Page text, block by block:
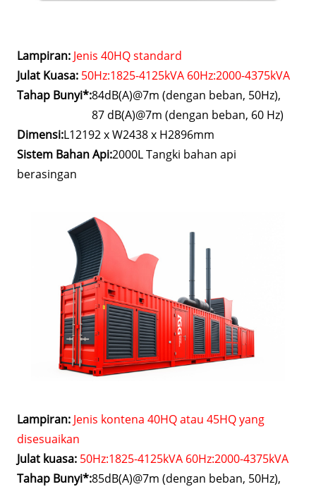
Lampiran: Jenis 40HQ standard
Julat Kuasa: 50Hz:1825-4125kVA 60Hz:2000-4375kVA
Tahap Bunyi*:84dB(A)@7m (dengan beban, 50Hz),
87 dB(A)@7m (dengan beban, 60 Hz)
Dimensi:L12192 x W2438 x H2896mm
Sistem Bahan Api:2000L Tangki bahan api
berasingan
Lampiran: Jenis kontena 40HQ atau 45HQ yang
disesuaikan
Julat kuasa: 50Hz:1825-4125kVA 60Hz:2000-4375kVA
Tahap Bunyi*:85dB(A)@7m (dengan beban, 50Hz),